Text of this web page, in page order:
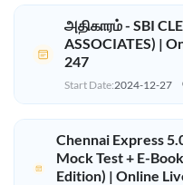
அதிகாரம் - SBI
ASSOCIATES) |
247
Start Date:2024-12-27
Chennai Express
Mock Test + E-
Edition) | Online